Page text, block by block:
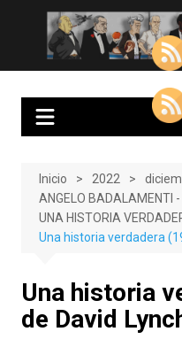
contenido
Crítica cinematográfica y
amantes
Inicio 2022
ANGELO BADALAMENTI
UNA HISTORIA
Una historia verdadera
Una historia
de David